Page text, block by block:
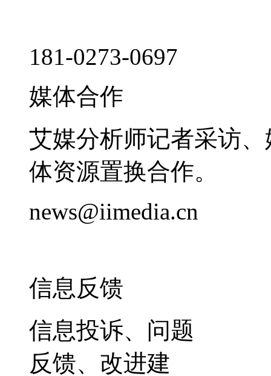
181-0273-0697
媒体合作
艾媒分析师记者采访
体资源置换合作。
news@iimedia.cn
信息反馈
信息投诉、问题
反馈、改进建